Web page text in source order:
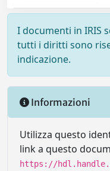
I documenti in IRIS
tutti i diritti sono
indicazione.
Informazioni
Utilizza questo
link a questo
https://